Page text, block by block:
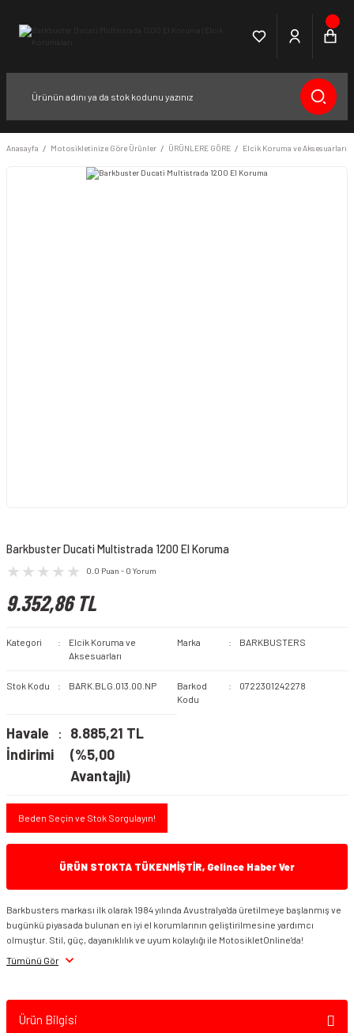
Anasayfa Motosikletinize Göre Ürünler ÜRÜNLERE GÖRE Elcik Koruma ve Aksesuarları
Barkbuster Ducati Multistrada 1200 El Koruma
0.0 Puan - 0 Yorum
9.352,86 TL
Kategori
Elcik Koruma ve
Aksesuarları
Marka BARKBUSTERS
Stok Kodu BARK.BLG.013.00.NP
Barkod
Kodu
0722301242278
Havale
İndirimi
8.885,21 TL
(%5,00
Avantajlı)
Beden Seçin ve Stok Sorgulayın!
ÜRÜN STOKTA TÜKENMİŞTİR, Gelince Haber Ver
Barkbusters markası ilk olarak 1984 yılında Avustralya'da üretilmeye başlanmış ve
bugünkü piyasada bulunan en iyi el korumlarının geliştirilmesine yardımcı
olmuştur. Stil, güç, dayanıklılık ve uyum kolaylığı ile MotosikletOnline'da!
Tümünü Gör
Ürün Bilgisi